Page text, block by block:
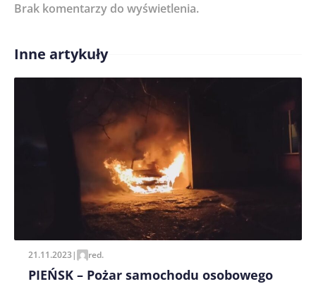
Treść komentarza*
Imię/ Nick*
Zapamiętaj moje dane w tej przeglądarce podczas
pisania kolejnych komentarzy.
Brak komentarzy do wyświetlenia.
Inne artykuły
21.11.2023| red.
PIEŃSK – Pożar samochodu osobowego